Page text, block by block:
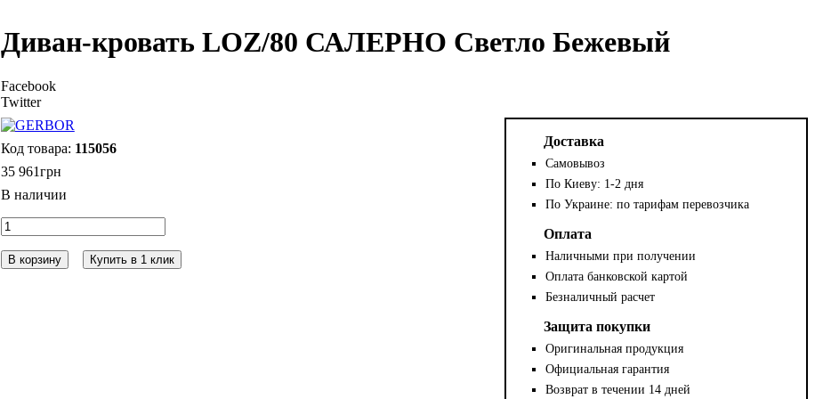
Диван-кровать LOZ/80 САЛЕРНО Светло Бежевый
Facebook
Twitter
115056
35 961грн
В корзину Купить в 1 клик
Доставка
Самовывоз
По Киеву: 1-2 дня
По Украине: по тарифам перевозчика
Оплата
Наличными при получении
Оплата банковской картой
Безналичный расчет
Защита покупки
Оригинальная продукция
Официальная гарантия
Возврат в течении 14 дней